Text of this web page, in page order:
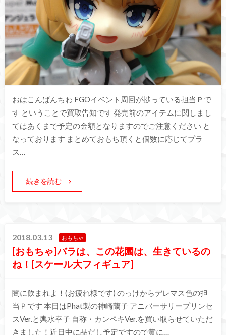
おはこんばんちわ FGOイベント周回が捗っている担当Ｐで
す ということで買取告知です 発売前のアイテムに関しまし
てはあくまで予定の金額となりますのでご注意ください と
なっております まとめておもち頂くと個数に応じてプラ
ス…
続きを読む
2018.03.13 おもちゃ
[おもちゃ]バラは、この花園は、生きているの
ね！[スケール大フィギュア]
闇に飲まれよ！(お疲れ様です) のっけからデレマス色の担
当Ｐです 本日はPhat製の神崎蘭子 アニバーサリープリンセ
スVer.と輿水幸子 自称・カンペキVer.を買い取らせていただ
きました！近日中に品だし予定ですので黄に…